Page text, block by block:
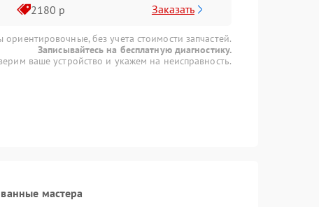
2180 р Заказать
без учета стоимости запчастей.
Записывайтесь на бесплатную диагностику.
ваше устройство и укажем на неисправность.
мастера